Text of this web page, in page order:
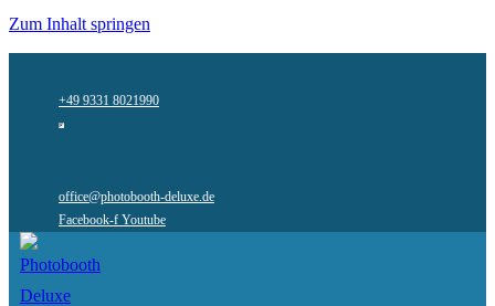
Zum Inhalt springen
+49 9331 8021990
office@photobooth-deluxe.de
Facebook-f Youtube